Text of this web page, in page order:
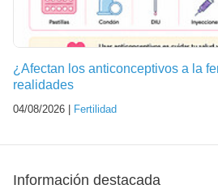
¿Afectan los anticonceptivos a la
realidades
04/08/2026 | Fertilidad
Información destacada